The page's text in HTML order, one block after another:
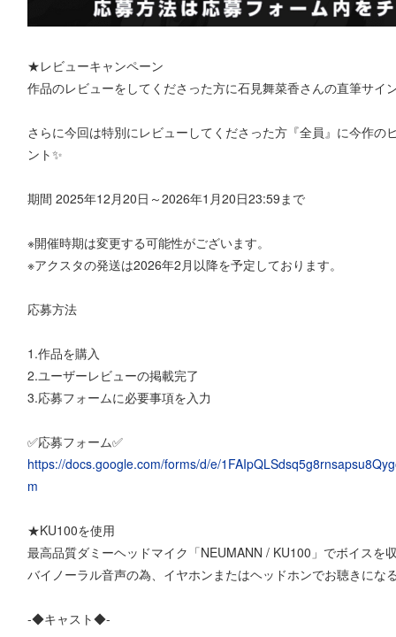
★レビューキャンペーン
作品のレビューをしてくださった方に石見舞菜香さんの直筆サイ
さらに今回は特別にレビューしてくださった方『全員』に今作
ント✨
期間 2025年12月20日～2026年1月20日23:59まで
※開催時期は変更する可能性がございます。
※アクスタの発送は2026年2月以降を予定しております。
応募方法
1.作品を購入
2.ユーザーレビューの掲載完了
3.応募フォームに必要事項を入力
✅応募フォーム✅
https://docs.google.com/forms/d/e/
m
★KU100を使用
最高品質ダミーヘッドマイク「NEUMANN / KU100」でボイスを
バイノーラル音声の為、イヤホンまたはヘッドホンでお聴きにな
-◆キャスト◆-